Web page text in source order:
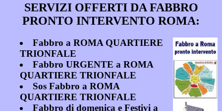
SERVIZI OFFERTI DA FABBRO
PRONTO INTERVENTO ROMA:
Fabbro a ROMA QUARTIERE
TRIONFALE
Fabbro URGENTE a ROMA
QUARTIERE TRIONFALE
Sos Fabbro a ROMA
QUARTIERE TRIONFALE
Fabbro di domenica e Festivi a